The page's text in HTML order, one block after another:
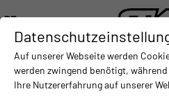
DE
DEUTSCH (DE)
ENGLISH (EN)
DIGITALISIERUNG - CONNECTING THE
Auf unserer Webseite werden
werden zwingend benötigt,
Ihre Nutzererfahrung auf unserer